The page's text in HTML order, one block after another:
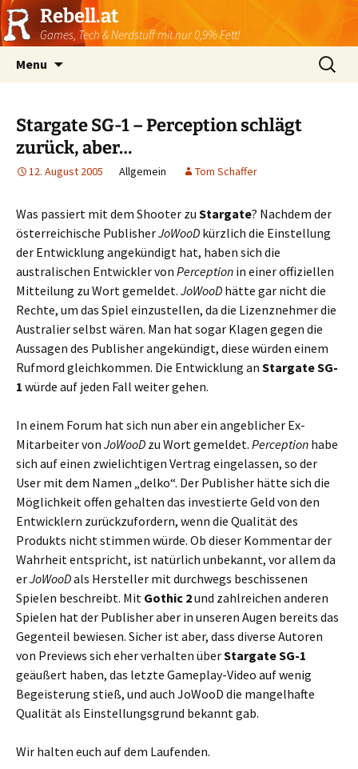
Rebell.at
Games, Tech & Nerdstuff mit nur 0,9% Fett!
Menu
Suchen
nach:
Stargate SG-1 – Perception schlägt
zurück, aber…
12. August 2005 Allgemein Tom Schaffer
Was passiert mit dem Shooter zu Stargate? Nachdem der
österreichische PublisherJoWooD kürzlich die Einstellung
der Entwicklung angekündigt hat, haben sich die
australischen Entwickler von Perception in einer offiziellen
Mitteilung zu Wort gemeldet. JoWooD hätte gar nicht die
Rechte, um das Spiel einzustellen, da die Lizenznehmer die
Australier selbst wären. Man hat sogar Klagen gegen die
Aussagen des Publisher angekündigt, diese würden einem
Rufmord gleichkommen. Die Entwicklung an Stargate SG-
1 würde auf jeden Fall weiter gehen.
In einem Forum hat sich nun aber ein angeblicher Ex-
Mitarbeiter von JoWooD zu Wort gemeldet. Perception habe
sich auf einen zwielichtigen Vertrag eingelassen, so der
User mit dem Namen „delko“. Der Publisher hätte sich die
Möglichkeit offen gehalten das investierte Geld von den
Entwicklern zurückzufordern, wenn die Qualität des
Produkts nicht stimmen würde. Ob dieser Kommentar der
Wahrheit entspricht, ist natürlich unbekannt, vor allem da
erJoWooDals Hersteller mit durchwegs beschissenen
Spielen beschreibt. Mit Gothic 2und zahlreichen anderen
Spielen hat der Publisher aber in unseren Augen bereits das
Gegenteil bewiesen. Sicher ist aber, dass diverse Autoren
von Previews sich eher verhalten überStargate SG-1
geäußert haben, das letzte Gameplay-Video auf wenig
Begeisterung stieß, und auch JoWooD die mangelhafte
Qualität als Einstellungsgrund bekannt gab.
Wir halten euch auf dem Laufenden.